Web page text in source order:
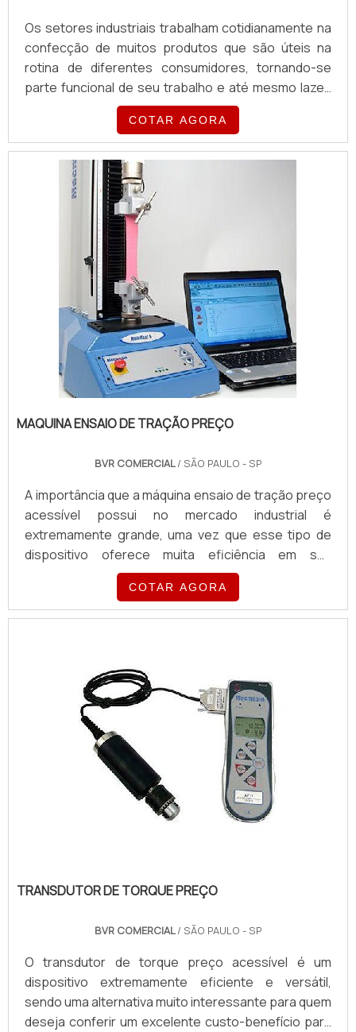
Os setores industriais trabalham cotidianamente na
confecção de muitos produtos que são úteis na
rotina de diferentes consumidores, tornando-se
parte funcional de seu trabalho e até mesmo lazer.
Por conta disso, a maior parte dos produtos passa
por testes que asseguram a sua boa qualidade,
garantindo a sua segurança para que sejam
utilizados com o máximo de eficiência e
desempenho, evitando acidentes e outros
problemas que poderiam caus...
COTAR AGORA
MAQUINA ENSAIO DE TRAÇÃO PREÇO
BVR COMERCIAL/ SÃO PAULO - SP
A importância que a máquina ensaio de tração preço
acessível possui no mercado industrial é
extremamente grande, uma vez que esse tipo de
dispositivo oferece muita eficiência em sua
funcionalidade, conferindo um excelente custo-
benefício para quem faz a sua utilização.O
EQUIPAMENTO APRESENTA DIVERSAS
diversas aplicações e possui capacidade para
suportar dive...
COTAR AGORA
TRANSDUTOR DE TORQUE PREÇO
BVR COMERCIAL/ SÃO PAULO - SP
O transdutor de torque preço acessível é um
dispositivo extremamente eficiente e versátil,
sendo uma alternativa muito interessante para quem
deseja conferir um excelente custo-benefício para